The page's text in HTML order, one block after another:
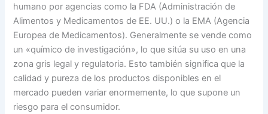
humano por agencias como la FDA (Administración de
Alimentos y Medicamentos de EE. UU.) o la EMA (Agencia
Europea de Medicamentos). Generalmente se vende como
un «químico de investigación», lo que sitúa su uso en una
zona gris legal y regulatoria. Esto también significa que la
calidad y pureza de los productos disponibles en el
mercado pueden variar enormemente, lo que supone un
riesgo para el consumidor.